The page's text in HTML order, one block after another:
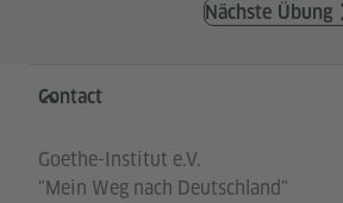
Nächste Übung
Service- und
Contact
Goethe-Institut e.V.
"Mein Weg nach Deutschland"